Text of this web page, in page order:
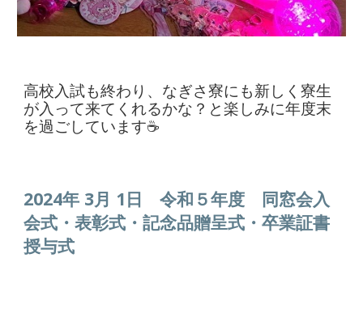
高校入試も終わり、なぎさ寮にも新しく寮生
が入って来てくれるかな？と楽しみに年度末
を過ごしています☕
2024年 3月 1日 令和５年度 同窓会入
会式・表彰式・記念品贈呈式・卒業証書
授与式